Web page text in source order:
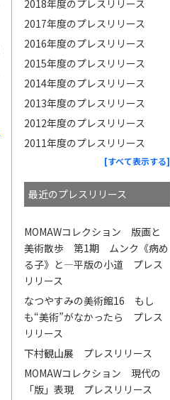
2018年度のプレスリリース
2017年度のプレスリリース
2016年度のプレスリリース
2015年度のプレスリリース
2014年度のプレスリリース
2013年度のプレスリリース
2012年度のプレスリリース
2011年度のプレスリリース
[すべて表示する]
最近のプレスリリース
MOMAWコレクション 版画と
美術散歩 第1期 ムンク《病め
る子》と—平版の小道 プレス
リリース
なつやすみの美術館16 もし
も“美術”がなかったら プレス
リリース
下村観山展 プレスリリース
MOMAWコレクション 現代の
「版」表現 プレスリリース